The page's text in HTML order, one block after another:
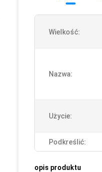
Wielkość:
Nazwa:
Użycie:
Podkreślić:
opis produktu